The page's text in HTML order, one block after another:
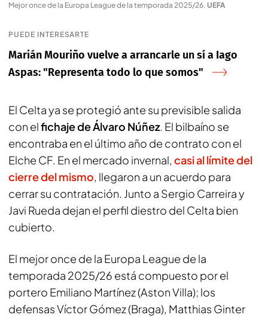
Mejor once de la Europa League de la temporada 2025/26. UEFA
PUEDE INTERESARTE
Marián Mouriño vuelve a arrancarle un sí a Iago
Aspas: "Representa todo lo que somos"
El Celta ya se protegió ante su previsible salida
con elfichaje de Álvaro Núñez. El bilbaíno se
encontraba en el último año de contrato con el
Elche CF. En el mercado invernal, casi al límite del
cierre del mismo, llegaron a un acuerdo para
cerrar su contratación. Junto a Sergio Carreira y
Javi Rueda dejan el perfil diestro del Celta bien
cubierto.
El mejor once de la Europa League de la
temporada 2025/26 está compuesto por el
portero Emiliano Martínez (Aston Villa); los
defensas Víctor Gómez (Braga), Matthias Ginter